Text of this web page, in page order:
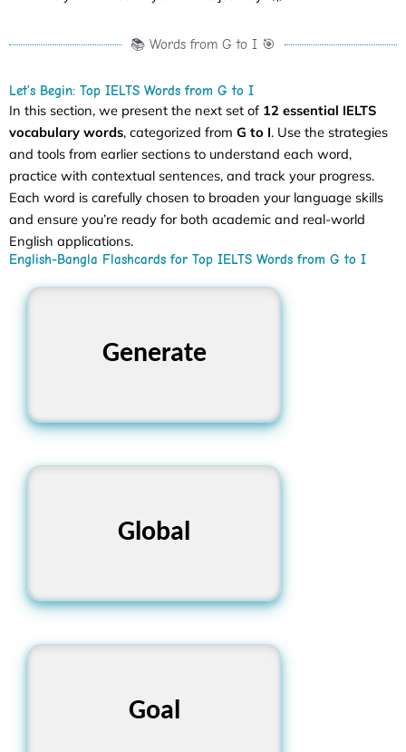
📚 Words from G to I 🎯
Let’s Begin: Top IELTS Words from G to I
In this section, we present the next set of 12 essential IELTS
vocabulary words, categorized from G to I. Use the strategies
and tools from earlier sections to understand each word,
practice with contextual sentences, and track your progress.
Each word is carefully chosen to broaden your language skills
and ensure you’re ready for both academic and real-world
English applications.
English-Bangla Flashcards for Top IELTS Words from G to I
Generate
উৎপন্ন করা, সৃষ্টি করা
Global
বৈশ্বিক, বিশ্বব্যাপী
Goal
লক্ষ্য, উদ্দেশ্য